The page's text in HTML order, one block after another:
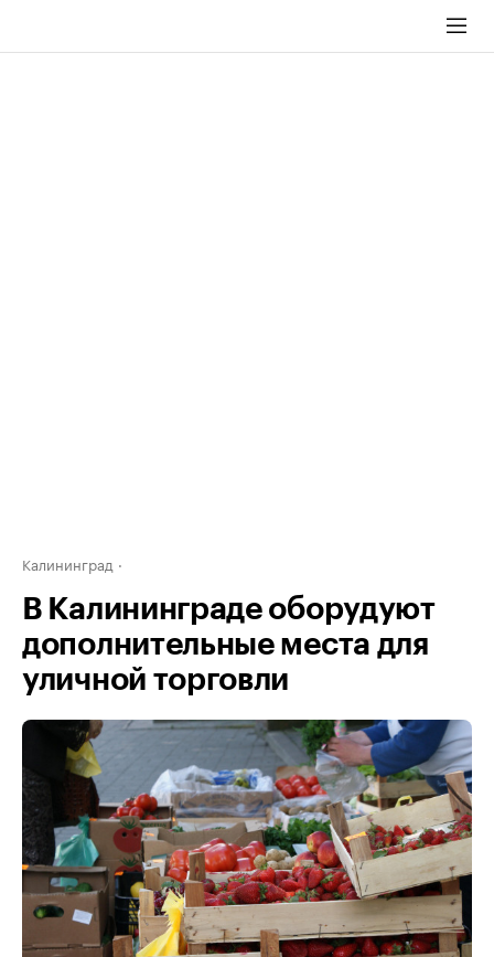
Калининград
В Калининграде оборудуют
дополнительные места для
уличной торговли